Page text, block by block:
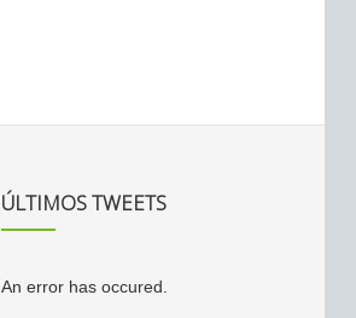
ÚLTIMOS TWEETS
An error has occured.